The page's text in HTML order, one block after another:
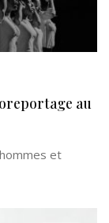
au
et